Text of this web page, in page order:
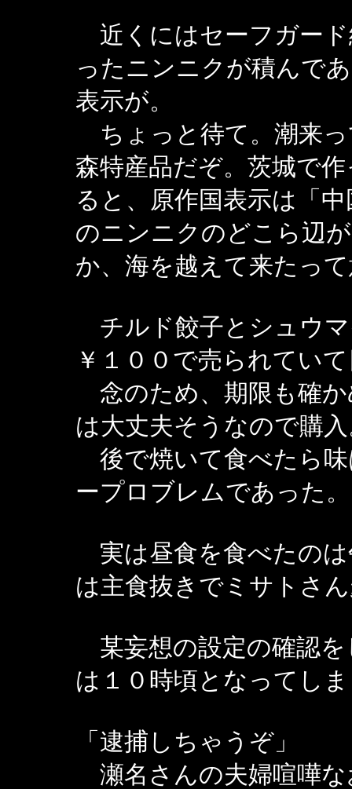
近くにはセーフガー
ったニンニクが積んで
表示が。
ちょっと待て。潮来
森特産品だぞ。茨城で
ると、原作国表示は「
のニンニクのどこら辺
か、海を越えて来たっ
チルド餃子とシュウ
￥１００で売られてい
念のため、期限も確か
は大丈夫そうなので購
後で焼いて食べたら
ープロブレムであった。
実は昼食を食べたのは
は主食抜きでミサトさ
某妄想の設定の確認を
は１０時頃となってし
「逮捕しちゃうぞ」
瀬名さんの夫婦喧嘩な